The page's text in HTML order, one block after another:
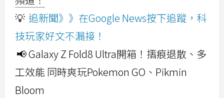
💡 追新聞》》在Google News按下追蹤，科
技玩家好文不漏接！
📢 Galaxy Z Fold8 Ultra開箱！摺痕退散、多
工效能 同時爽玩Pokemon GO、Pikmin
Bloom